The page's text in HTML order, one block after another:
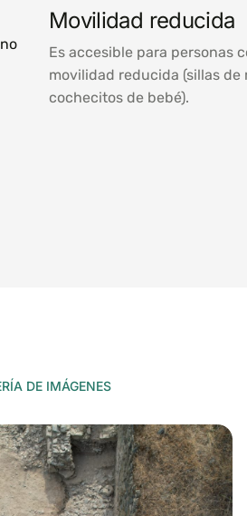
Movilidad reducida
Es accesible para personas
movilidad reducida (sillas de
cochecitos de bebé).
DE IMÁGENES